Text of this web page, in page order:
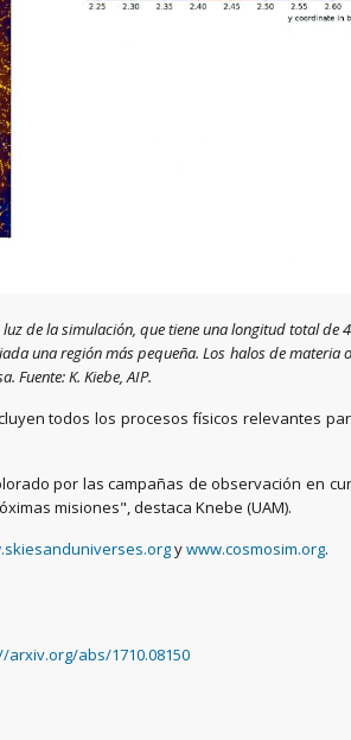
de la simulación, que tiene una longitud total de
una región más pequeña. Los halos de materia
K. Kiebe, AIP.
todos los procesos físicos relevantes
por las campañas de observación en
misiones", destaca Knebe (UAM).
ywww.cosmosim.org.
arxiv.org/abs/1710.08150